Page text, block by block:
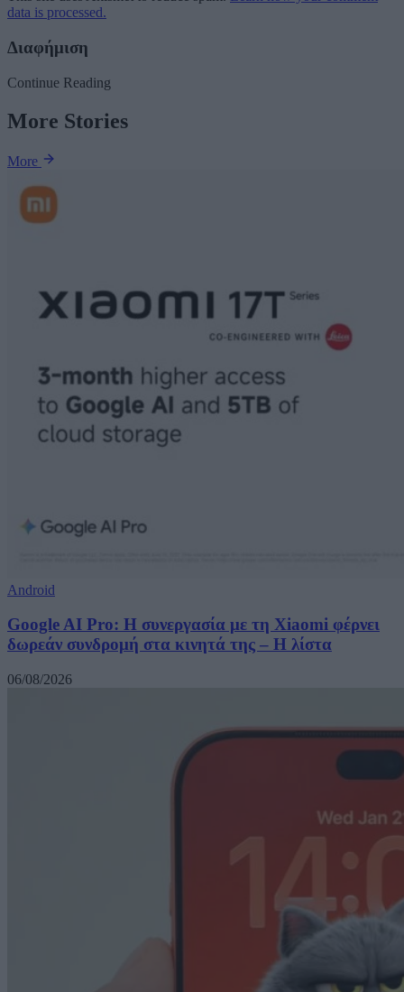
data is processed.
Διαφήμιση
Continue Reading
More Stories
More
Android
Google AI Pro: Η συνεργασία με τη Xiaomi φέρνει
δωρεάν συνδρομή στα κινητά της – Η λίστα
06/08/2026